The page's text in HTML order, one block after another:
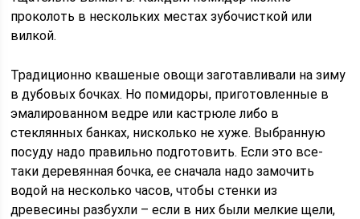
проколоть в нескольких местах зубочисткой или
вилкой.
Традиционно квашеные овощи заготавливали на зиму
в дубовых бочках. Но помидоры, приготовленные в
эмалированном ведре или кастрюле либо в
стеклянных банках, нисколько не хуже. Выбранную
посуду надо правильно подготовить. Если это все-
таки деревянная бочка, ее сначала надо замочить
водой на несколько часов, чтобы стенки из
древесины разбухли – если в них были мелкие щели,